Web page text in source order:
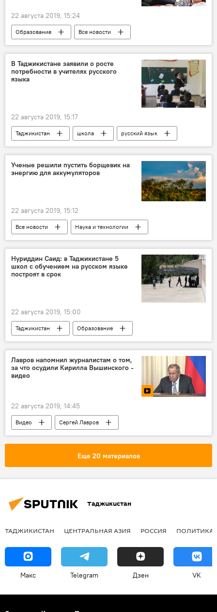
22 августа 2019, 15:24
Образование
Все новости
Таджикистан
школа язык
В Таджикистане заявили о росте
потребности в учителях русского
языка
22 августа 2019, 15:17
Таджикистан школа русский язык
Ученые решили пустить борщевик на
энергию для аккумуляторов
22 августа 2019, 15:12
Все новости
Наука и технологии
технологии
энергия
Нуриддин Саид: в Таджикистане 5
школ с обучением на русском языке
построят в срок
22 августа 2019, 15:00
Таджикистан
Образование
Все новости
школа русский язык
Лавров напомнил журналистам о том,
за что осудили Кирилла Вышинского -
видео
22 августа 2019, 14:45
Видео
Сергей Лавров
Кирилл Вышинский
Россия
Еще 20 материалов
Таджикистан
ТАДЖИКИСТАН ЦЕНТРАЛЬНАЯ АЗИЯ РОССИЯ ПОЛИТИКА
Макс Telegram Дзен VK